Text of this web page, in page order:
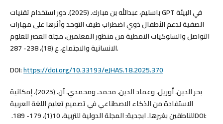
باسليم، عبدالله بن مبارك. (2025). دور استخدام تقنيات GPT في البيئة
الصفية لدعم الأطفال ذوي اضطراب طيف التوحد وأثرها على مهارات
التواصل والسلوكيات النمطية من منظور المعلمين، مجلة العصر للعلوم
الانسانية والاجتماع، ع (18)، 238- 287.
DOI:https://doi.org/10.33193/eJHAS.18.2025.370
بحر الدين، أوريل، وعماد الدين، محمد، ومحمدي، آن. (2025). إمكانية
الاستفادة من الذكاء الاصطناعي في تصميم تعليم اللغة العربية
للناطقين بغيرها. ابجدية: المجلة الدولية للتربية، 10(1)، 179- 189. ‏DOI: